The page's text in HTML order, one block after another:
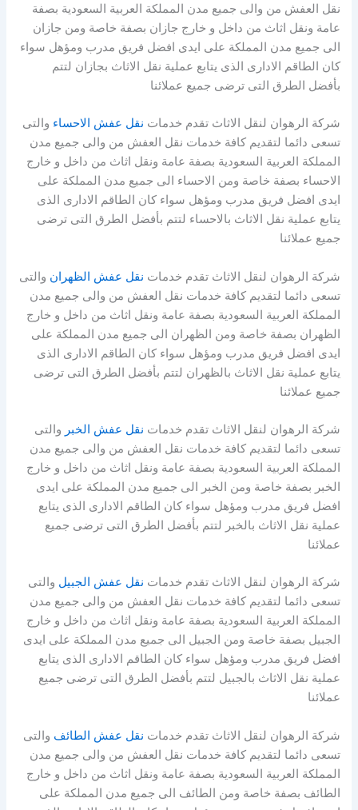
نقل العفش من والى جميع مدن المملكة العربية السعودية بصفة
عامة ونقل اثاث من داخل و خارج جازان بصفة خاصة ومن جازان
الى جميع مدن المملكة على ايدى افضل فريق مدرب ومؤهل سواء
كان الطاقم الادارى الذى يتابع عملية نقل الاثاث بجازان لتتم
بأفضل الطرق التى ترضى جميع عملائنا
شركة الرهوان لنقل الاثاث تقدم خدمات نقل عفش الاحساء والتى
تسعى دائما لتقديم كافة خدمات نقل العفش من والى جميع مدن
المملكة العربية السعودية بصفة عامة ونقل اثاث من داخل و خارج
الاحساء بصفة خاصة ومن الاحساء الى جميع مدن المملكة على
ايدى افضل فريق مدرب ومؤهل سواء كان الطاقم الادارى الذى
يتابع عملية نقل الاثاث بالاحساء لتتم بأفضل الطرق التى ترضى
جميع عملائنا
شركة الرهوان لنقل الاثاث تقدم خدمات نقل عفش الظهران والتى
تسعى دائما لتقديم كافة خدمات نقل العفش من والى جميع مدن
المملكة العربية السعودية بصفة عامة ونقل اثاث من داخل و خارج
الظهران بصفة خاصة ومن الظهران الى جميع مدن المملكة على
ايدى افضل فريق مدرب ومؤهل سواء كان الطاقم الادارى الذى
يتابع عملية نقل الاثاث بالظهران لتتم بأفضل الطرق التى ترضى
جميع عملائنا
شركة الرهوان لنقل الاثاث تقدم خدمات نقل عفش الخبر والتى
تسعى دائما لتقديم كافة خدمات نقل العفش من والى جميع مدن
المملكة العربية السعودية بصفة عامة ونقل اثاث من داخل و خارج
الخبر بصفة خاصة ومن الخبر الى جميع مدن المملكة على ايدى
افضل فريق مدرب ومؤهل سواء كان الطاقم الادارى الذى يتابع
عملية نقل الاثاث بالخبر لتتم بأفضل الطرق التى ترضى جميع
عملائنا
شركة الرهوان لنقل الاثاث تقدم خدمات نقل عفش الجبيل والتى
تسعى دائما لتقديم كافة خدمات نقل العفش من والى جميع مدن
المملكة العربية السعودية بصفة عامة ونقل اثاث من داخل و خارج
الجبيل بصفة خاصة ومن الجبيل الى جميع مدن المملكة على ايدى
افضل فريق مدرب ومؤهل سواء كان الطاقم الادارى الذى يتابع
عملية نقل الاثاث بالجبيل لتتم بأفضل الطرق التى ترضى جميع
عملائنا
شركة الرهوان لنقل الاثاث تقدم خدمات نقل عفش الطائف والتى
تسعى دائما لتقديم كافة خدمات نقل العفش من والى جميع مدن
المملكة العربية السعودية بصفة عامة ونقل اثاث من داخل و خارج
الطائف بصفة خاصة ومن الطائف الى جميع مدن المملكة على